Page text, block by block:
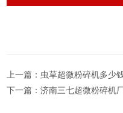
上一篇： 虫草超微粉碎机多少
下一篇：济南三七超微粉碎机